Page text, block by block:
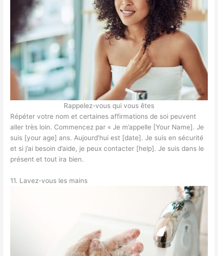
Rappelez-vous qui vous êtes
Répéter votre nom et certaines affirmations de soi peuvent
aller très loin. Commencez par « Je m’appelle [Your Name]. Je
suis [your age] ans. Aujourd’hui est [date]. Je suis en sécurité
et si j’ai besoin d’aide, je peux contacter [help]. Je suis dans le
présent et tout ira bien.
11. Lavez-vous les mains